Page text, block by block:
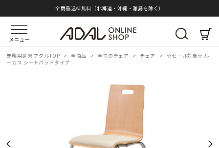
全商品送料無料（北海道・沖縄・離島を除く）
メニュー
業務用家具 アダルTOP > 全商品 > 全てのチェア > チェア > ☆セール対象☆ ル
ーカス シートパッドタイプ